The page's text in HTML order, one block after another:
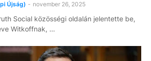
Újság) - november 26, 2025
Social közösségi oldalán jelentette be,
Witkoffnak, …